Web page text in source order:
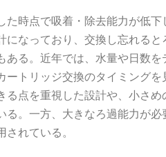
時点で吸着・除去能力が低下
になっており、交換し忘れると
る。近年では、水量や日数を
トリッジ交換のタイミングを
点を重視した設計や、小さめ
。一方、大きなろ過能力が必
れている。